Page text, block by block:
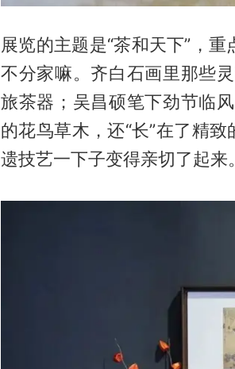
展览的主题是“茶和天下”，
不分家嘛。齐白石画里那些
旅茶器；吴昌硕笔下劲节临
的花鸟草木，还“长”在了精
遗技艺一下子变得亲切了起来。